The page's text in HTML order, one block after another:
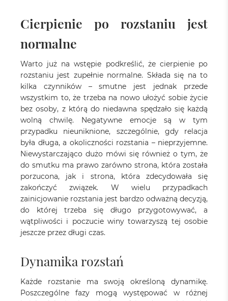
Cierpienie po rozstaniu jest
normalne
Warto już na wstępie podkreślić, że cierpienie po
rozstaniu jest zupełnie normalne. Składa się na to
kilka czynników – smutne jest jednak przede
wszystkim to, że trzeba na nowo ułożyć sobie życie
bez osoby, z którą do niedawna spędzało się każdą
wolną chwilę. Negatywne emocje są w tym
przypadku nieuniknione, szczególnie, gdy relacja
była długa, a okoliczności rozstania – nieprzyjemne.
Niewystarczająco dużo mówi się również o tym, że
do smutku ma prawo zarówno strona, która została
porzucona, jak i strona, która zdecydowała się
zakończyć związek. W wielu przypadkach
zainicjowanie rozstania jest bardzo odważną decyzją,
do której trzeba się długo przygotowywać, a
wątpliwości i poczucie winy towarzyszą tej osobie
jeszcze przez długi czas.
Dynamika rozstań
Każde rozstanie ma swoją określoną dynamikę.
Poszczególne fazy mogą występować w różnej